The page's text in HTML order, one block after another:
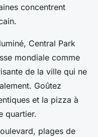
concentrent
Central Park
mondiale comme
de la ville qui ne
Goûtez
et la pizza à
quartier.
plages de